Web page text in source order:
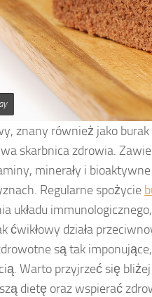
znany również jako
skarbnica zdrowia.
minerały i
Regularne spożycie
układu
ćwikłowy działa
są tak
Warto przyjrzeć się
dietę oraz wspierać